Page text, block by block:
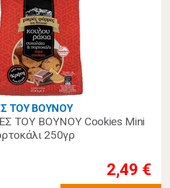
ΤΟΥ ΒΟΥΝΟΥ
ΤΟΥ ΒΟΥΝΟΥ Cookies Mini
250γρ
2,49 €